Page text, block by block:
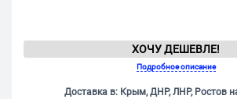
ХОЧУ ДЕШЕВЛЕ!
Подробное описание
Доставка в: Крым, ДНР, ЛНР, Ростов